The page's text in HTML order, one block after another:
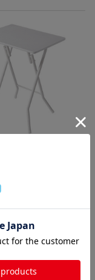
ィングテーブル S
行420mm ホワイ
(税込)
務用品>テー
折りたたみテーブ